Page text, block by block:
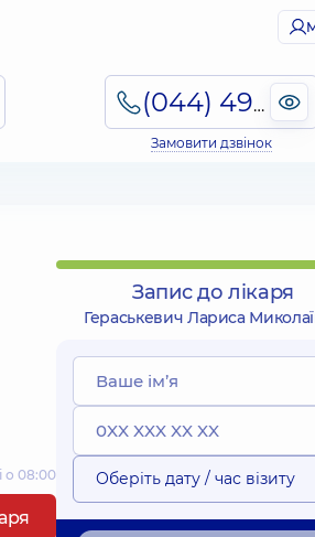
(044) 495-2-888
Замовити дзвінок
о 08:00
Запис до лікаря
Гераськевич Лариса
Оберіть дату / час візиту